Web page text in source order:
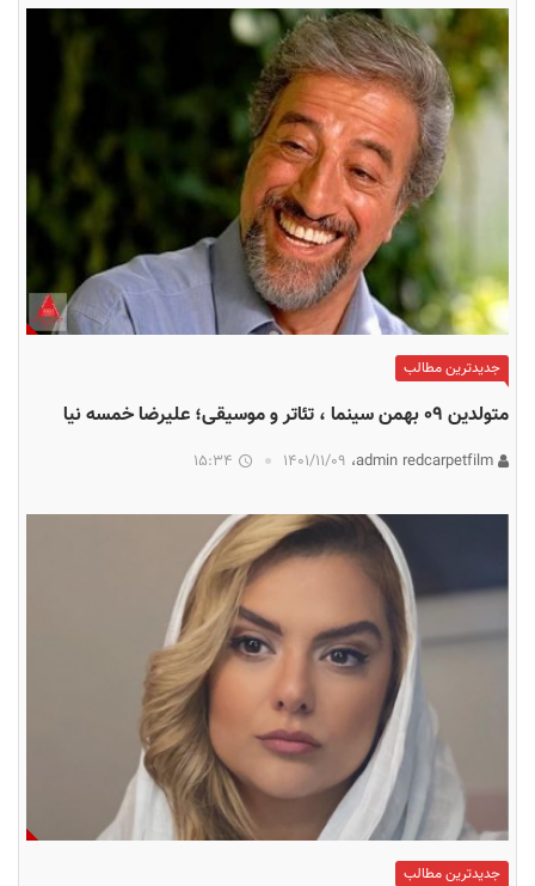
جدیدترین مطالب
متولدین ۰۹ بهمن سینما ، تئاتر و موسیقی؛ علیرضا خمسه‌ نیا
۱۴۰۱/۱۱/۰۹ 15:34
جدیدترین مطالب